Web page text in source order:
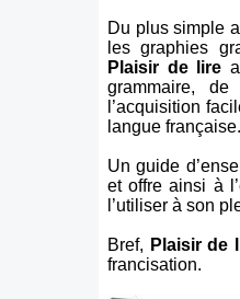
Du plus simple
les graphies
Plaisir de lire
grammaire,
l’acquisition
langue française.
Un guide
et offre ainsi à
l’utiliser à son
Bref, Plaisir de
francisation.